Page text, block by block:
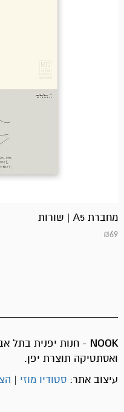
מחברת A5 | שורות
₪69
NOOK - חנות יפנית בתל
ואסתטיקה תוצרת יפן.
עיצוב אתר: סטודיו מוזי |